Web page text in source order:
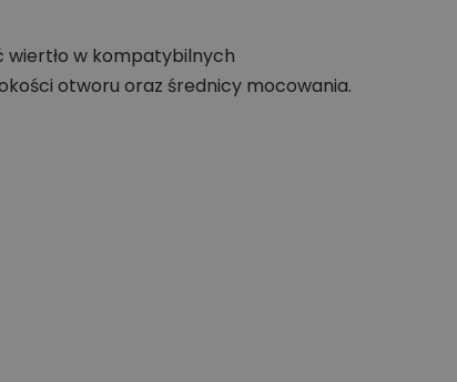
wiertło w kompatybilnych
otworu oraz średnicy mocowania.